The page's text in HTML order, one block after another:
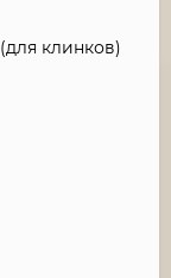
клинков)